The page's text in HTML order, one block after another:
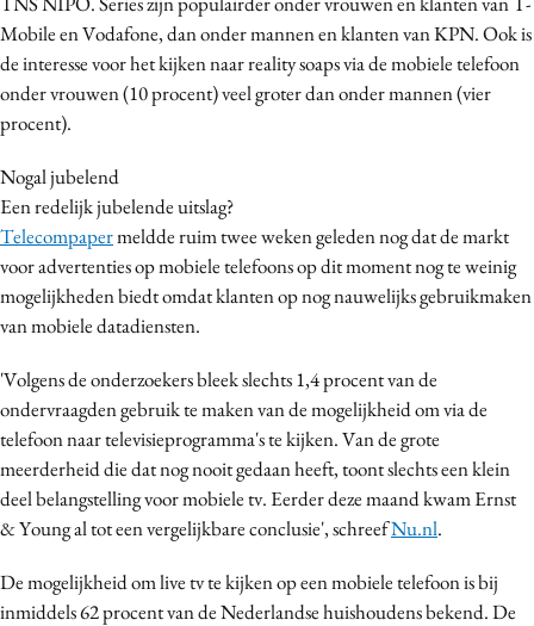
Mobile en Vodafone, dan onder mannen en klanten van KPN. Ook is
de interesse voor het kijken naar reality soaps via de mobiele telefoon
onder vrouwen (10 procent) veel groter dan onder mannen (vier
procent).
Nogal jubelend
Een redelijk jubelende uitslag?
Telecompapermeldde ruim twee weken geleden nog dat de markt
voor advertenties op mobiele telefoons op dit moment nog te weinig
mogelijkheden biedt omdat klanten op nog nauwelijks gebruikmaken
van mobiele datadiensten.
'Volgens de onderzoekers bleek slechts 1,4 procent van de
ondervraagden gebruik te maken van de mogelijkheid om via de
telefoon naar televisieprogramma's te kijken. Van de grote
meerderheid die dat nog nooit gedaan heeft, toont slechts een klein
deel belangstelling voor mobiele tv. Eerder deze maand kwam Ernst
& Young al tot een vergelijkbare conclusie', schreefNu.nl.
De mogelijkheid om live tv te kijken op een mobiele telefoon is bij
inmiddels 62 procent van de Nederlandse huishoudens bekend. De